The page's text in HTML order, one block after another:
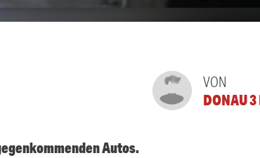
VON
DONAU
Autos.